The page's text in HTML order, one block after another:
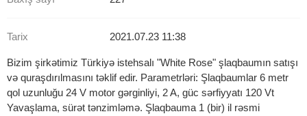
Tarix 2021.07.23 11:38
Bizim şirkətimiz Türkiyə istehsalı "White Rose" şlaqbaumın satışı
və quraşdırılmasını təklif edir. Parametrləri: Şlaqbaumlar 6 metr
qol uzunluğu 24 V motor gərginliyi, 2 A, güc sərfiyyatı 120 Vt
Yavaşlama, sürət tənzimləmə. Şlaqbauma 1 (bir) il rəsmi